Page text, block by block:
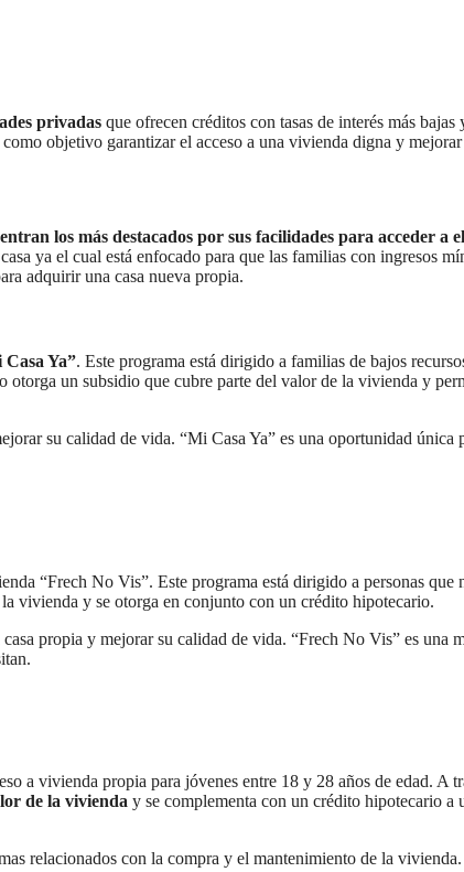
privadas que ofrecen créditos con tasas de interés más bajas
objetivo garantizar el acceso a una vivienda digna y
los más destacados por sus facilidades para acceder a
ya el cual está enfocado para que las familias con ingresos
adquirir una casa nueva propia.
Ya”. Este programa está dirigido a familias de bajos
otorga un subsidio que cubre parte del valor de la vivienda y
su calidad de vida. “Mi Casa Ya” es una oportunidad única
“Frech No Vis”. Este programa está dirigido a personas que
vivienda y se otorga en conjunto con un crédito hipotecario.
propia y mejorar su calidad de vida. “Frech No Vis” es una
a vivienda propia para jóvenes entre 18 y 28 años de edad. A
de la vivienda y se complementa con un crédito hipotecario a
relacionados con la compra y el mantenimiento de la